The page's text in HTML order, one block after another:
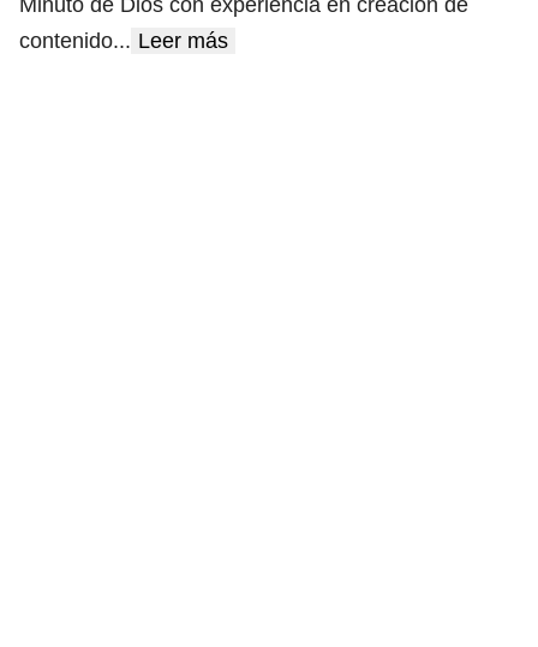
Minuto de Dios con experiencia en creación de
contenido... Leer más